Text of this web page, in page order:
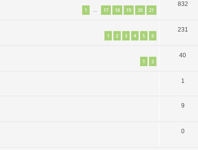
1 … 17 18 19 20 21
832
1 2 3 4 5 6
231
1 2
40
1
9
0